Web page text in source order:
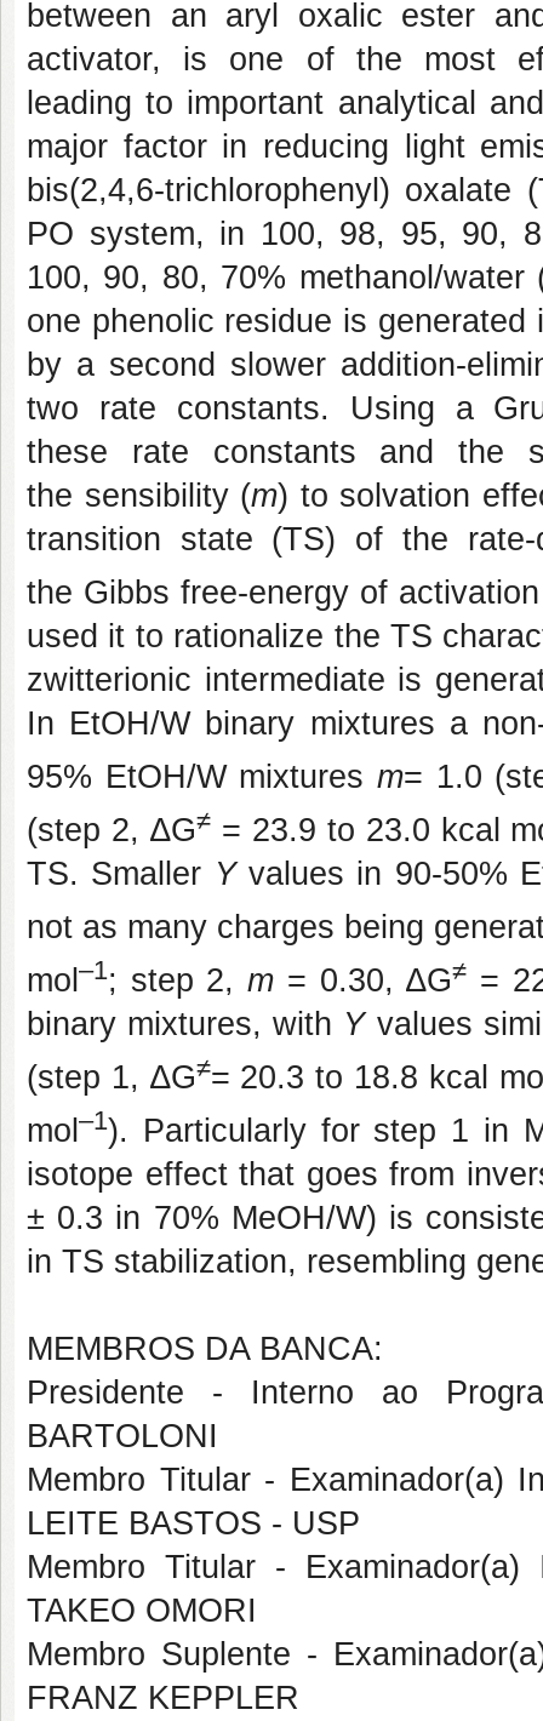
between an aryl oxalic ester
activator, is one of the most
eading to important analytical
major factor in reducing
light
bis(2,4,6-trichlorophenyl) oxalate
PO system, in 100, 98, 95, 90,
100, 90, 80, 70% methanol/
one phenolic residue is
by a second slower addition-
two rate constants. Using a
these rate constants and the
the sensibility (m) to solvation
transition state (TS) of the rate-
the Gibbs free-energy of
used it to rationalize the TS
zwitterionic intermediate is
In EtOH/W binary mixtures a
95% EtOH/W mixtures m= 1.0
(step 2, ∆G≠= 23.9 to 23.0 kcal
TS. Smaller Yvalues in 90-50%
not as many charges being
mol –1; step 2,m = 0.30, ∆G≠ =
binary mixtures, with Yvalues
(step 1, ∆G≠= 20.3 to 18.8 kcal
mol –1). Particularly for step 1 in
isotope effect that goes from
± 0.3 in 70% MeOH/W) is
in TS stabilization, resembling
MEMBROS DA BANCA:
Presidente - Interno ao
BARTOLONI
Membro Titular - Examinador(a)
LEITE BASTOS - USP
Membro Titular -
TAKEO OMORI
Membro Suplente -
FRANZ KEPPLER